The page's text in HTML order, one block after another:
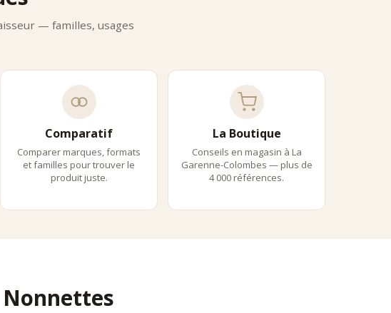
— familles, usages
Comparatif
Comparer marques, formats
et familles pour trouver le
produit juste.
La Boutique
Conseils en magasin à La
Garenne-Colombes — plus de
4 000 références.